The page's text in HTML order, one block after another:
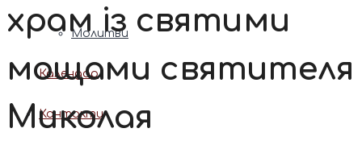
Молитви
Календар
Контакти
храм із святими
мощами святителя
Миколая